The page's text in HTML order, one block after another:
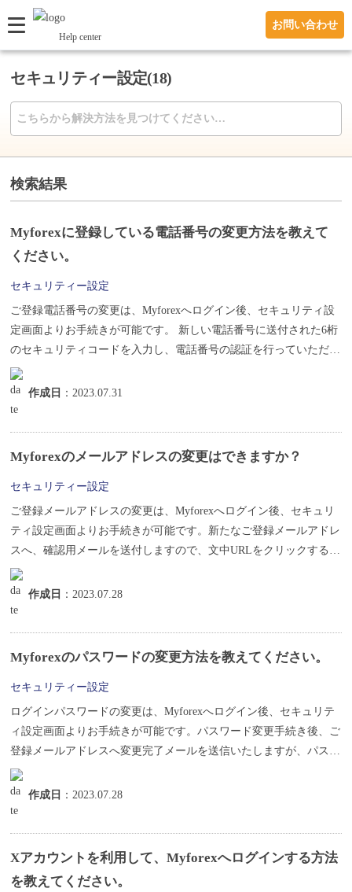
Help center
お問い合わせ
セキュリティー設定(18)
検索結果
Myforexに登録している電話番号の変更方法を教えて
ください。
セキュリティー設定
ご登録電話番号の変更は、Myforexへログイン後、セキュリティ設
定画面よりお手続きが可能です。 新しい電話番号に送付された6桁
のセキュリティコードを入力し、電話番号の認証を行っていただき
ま...
作成日 ：2023.07.31
Myforexのメールアドレスの変更はできますか？
セキュリティー設定
ご登録メールアドレスの変更は、Myforexへログイン後、セキュリ
ティ設定画面よりお手続きが可能です。新たなご登録メールアドレ
スへ、確認用メールを送付しますので、文中URLをクリックすると
メ...
作成日 ：2023.07.28
Myforexのパスワードの変更方法を教えてください。
セキュリティー設定
ログインパスワードの変更は、Myforexへログイン後、セキュリテ
ィ設定画面よりお手続きが可能です。パスワード変更手続き後、ご
登録メールアドレスへ変更完了メールを送信いたしますが、パスワ
ード...
作成日 ：2023.07.28
Xアカウントを利用して、Myforexへログインする方法
を教えてください。